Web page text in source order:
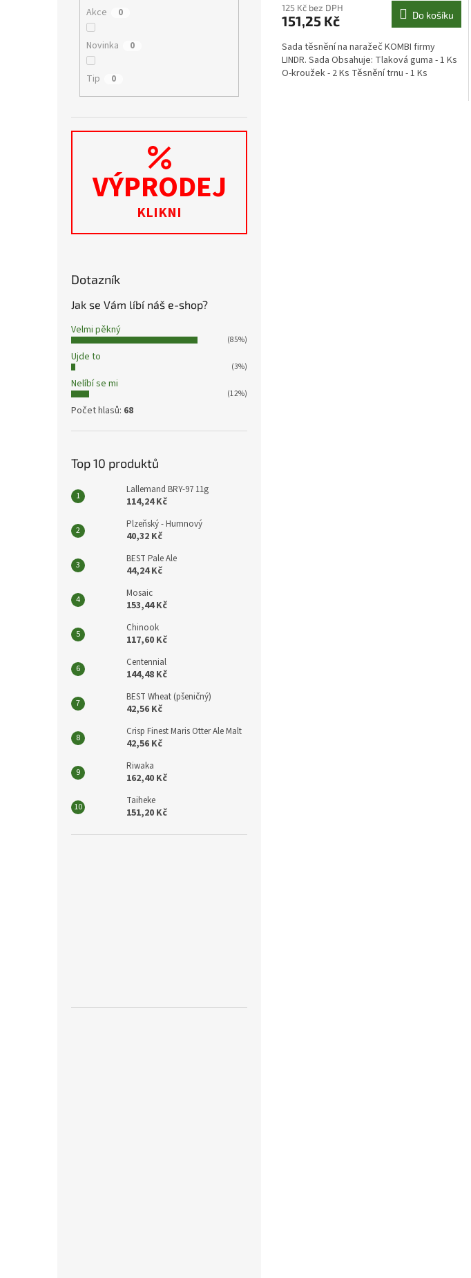
Akce 0
Novinka 0
Tip 0
KLIKNI
VÝPRODEJ
Dotazník
Jak se Vám líbí náš e-shop?
Velmi pěkný
(85%)
Ujde to
(3%)
Nelíbí se mi
(12%)
Počet hlasů: 68
Top 10 produktů
Lallemand BRY-97 11g
114,24 Kč
Plzeňský - Humnový
40,32 Kč
BEST Pale Ale
44,24 Kč
Mosaic
153,44 Kč
Chinook
117,60 Kč
Centennial
144,48 Kč
BEST Wheat (pšeničný)
42,56 Kč
Crisp Finest Maris Otter Ale Malt
42,56 Kč
Riwaka
162,40 Kč
Taiheke
151,20 Kč
125 Kč bez DPH
151,25 Kč Do košíku
Sada těsnění na naražeč KOMBI firmy
LINDR. Sada Obsahuje: Tlaková guma - 1 Ks
O-kroužek - 2 Ks Těsnění trnu - 1 Ks